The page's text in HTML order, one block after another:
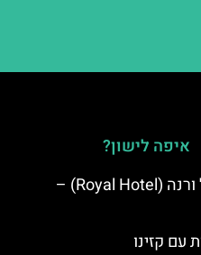
איפה לישון?
מלון רויאל ורנה (Royal Hotel) –
עם קזינו